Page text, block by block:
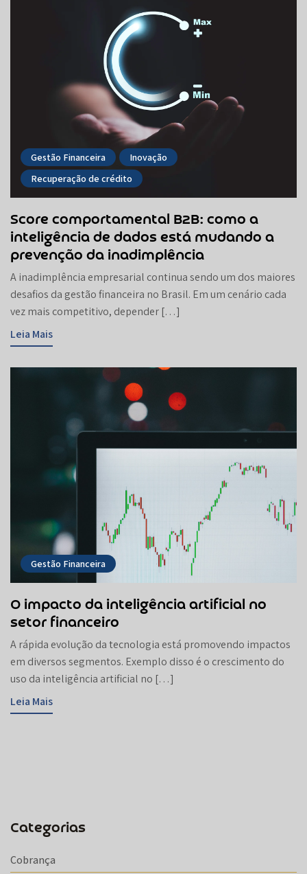
Gestão Financeira
Inovação
Recuperação de crédito
Score comportamental B2B: como a
inteligência de dados está mudando a
prevenção da inadimplência
A inadimplência empresarial continua sendo um dos maiores
desafios da gestão financeira no Brasil. Em um cenário cada
vez mais competitivo, depender […]
Leia Mais
Gestão Financeira
O impacto da inteligência artificial no
setor financeiro
A rápida evolução da tecnologia está promovendo impactos
em diversos segmentos. Exemplo disso é o crescimento do
uso da inteligência artificial no […]
Leia Mais
Categorias
Cobrança